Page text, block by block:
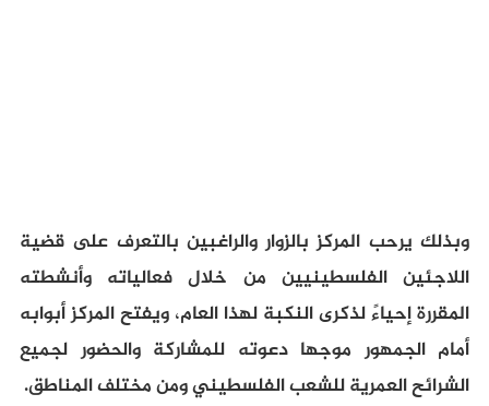
وبذلك يرحب المركز بالزوار والراغبين بالتعرف على قضية
اللاجئين الفلسطينيين من خلال فعالياته وأنشطته
المقررة إحياءً لذكرى النكبة لهذا العام، ويفتح المركز أبوابه
أمام الجمهور موجها دعوته للمشاركة والحضور لجميع
الشرائح العمرية للشعب الفلسطيني ومن مختلف المناطق.